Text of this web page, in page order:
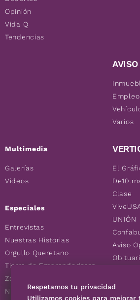
Opinión
Vida Q
Tendencias
Multimedia
Galerías
Videos
Especiales
Entrevistas
Nuestras Historias
Orgullo Queretano
Tierra de Emprendedores
Zoociales
Nuevos Queretanos
Varios
El
Clase
UN1ÓN
Aviso
Respetamos tu privacidad
Utilizamos cookies para mejorar